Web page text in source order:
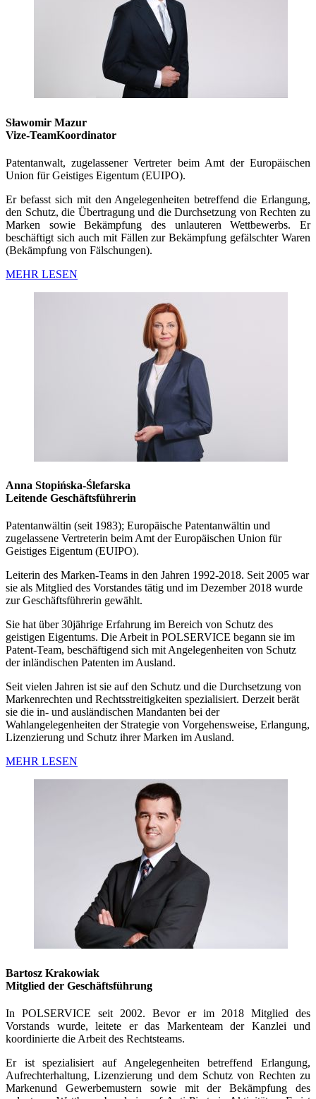
Sławomir Mazur
Vize-TeamKoordinator
Patentanwalt, zugelassener Vertreter beim Amt der Europäischen
Union für Geistiges Eigentum (EUIPO).
Er befasst sich mit den Angelegenheiten betreffend die Erlangung,
den Schutz, die Übertragung und die Durchsetzung von Rechten zu
Marken sowie Bekämpfung des unlauteren Wettbewerbs. Er
beschäftigt sich auch mit Fällen zur Bekämpfung gefälschter Waren
(Bekämpfung von Fälschungen).
MEHR LESEN
Anna Stopińska-Ślefarska
Leitende Geschäftsführerin
Patentanwältin (seit 1983); Europäische Patentanwältin und
zugelassene Vertreterin beim Amt der Europäischen Union für
Geistiges Eigentum (EUIPO).
Leiterin des Marken-Teams in den Jahren 1992-2018. Seit 2005 war
sie als Mitglied des Vorstandes tätig und im Dezember 2018 wurde
zur Geschäftsführerin gewählt.
Sie hat über 30jährige Erfahrung im Bereich von Schutz des
geistigen Eigentums. Die Arbeit in POLSERVICE begann sie im
Patent-Team, beschäftigend sich mit Angelegenheiten von Schutz
der inländischen Patenten im Ausland.
Seit vielen Jahren ist sie auf den Schutz und die Durchsetzung von
Markenrechten und Rechtsstreitigkeiten spezialisiert. Derzeit berät
sie die in- und ausländischen Mandanten bei der
Wahlangelegenheiten der Strategie von Vorgehensweise, Erlangung,
Lizenzierung und Schutz ihrer Marken im Ausland.
MEHR LESEN
Bartosz Krakowiak
Mitglied der Geschäftsführung
In POLSERVICE seit 2002. Bevor er im 2018 Mitglied des
Vorstands wurde, leitete er das Markenteam der Kanzlei und
koordinierte die Arbeit des Rechtsteams.
Er ist spezialisiert auf Angelegenheiten betreffend Erlangung,
Aufrechterhaltung, Lizenzierung und dem Schutz von Rechten zu
Markenund Gewerbemustern sowie mit der Bekämpfung des